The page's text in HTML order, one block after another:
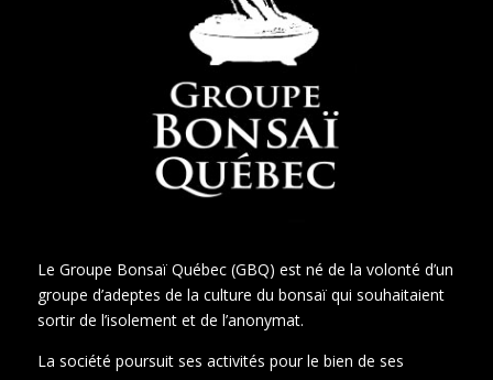
Le Groupe Bonsaï Québec (GBQ) est né de la volonté d’un
groupe d’adeptes de la culture du bonsaï qui souhaitaient
sortir de l’isolement et de l’anonymat.
La société poursuit ses activités pour le bien de ses